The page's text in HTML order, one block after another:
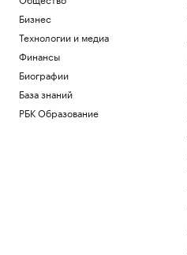
Бизнес
Технологии и медиа
Финансы
Биографии
База знаний
РБК Образование